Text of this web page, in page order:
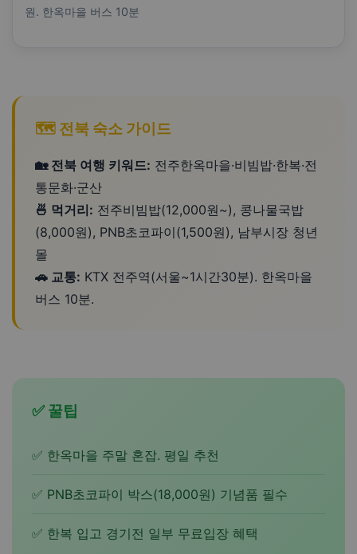
원. 한옥마을 버스 10분
🗺️ 전북 숙소 가이드
🏡 전북 여행 키워드: 전주한옥마을·비빔밥·한복·전
통문화·군산
🍜 먹거리: 전주비빔밥(12,000원~), 콩나물국밥
(8,000원), PNB초코파이(1,500원), 남부시장 청년
몰
🚗 교통: KTX 전주역(서울~1시간30분). 한옥마을
버스 10분.
✅ 꿀팁
✅ 한옥마을 주말 혼잡. 평일 추천
✅ PNB초코파이 박스(18,000원) 기념품 필수
✅ 한복 입고 경기전 일부 무료입장 혜택